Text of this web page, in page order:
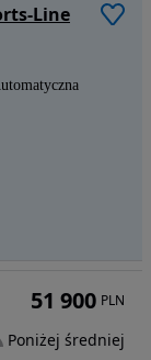
Line
51 900 PLN
Poniżej średniej